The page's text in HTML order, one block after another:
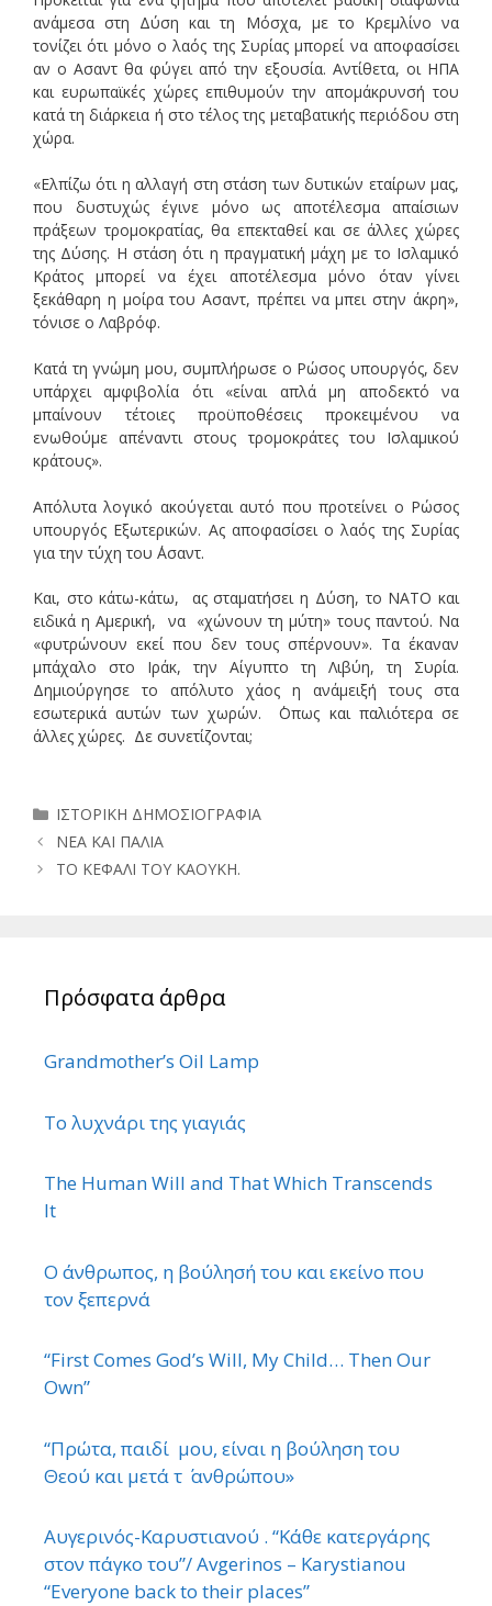
ανάμεσα στη Δύση και τη Μόσχα, με το Κρεμλίνο να
τονίζει ότι μόνο ο λαός της Συρίας μπορεί να αποφασίσει
αν ο Ασαντ θα φύγει από την εξουσία. Αντίθετα, οι ΗΠΑ
και ευρωπαϊκές χώρες επιθυμούν την απομάκρυνσή του
κατά τη διάρκεια ή στο τέλος της μεταβατικής περιόδου στη
χώρα.
«Ελπίζω ότι η αλλαγή στη στάση των δυτικών εταίρων μας,
που δυστυχώς έγινε μόνο ως αποτέλεσμα απαίσιων
πράξεων τρομοκρατίας, θα επεκταθεί και σε άλλες χώρες
της Δύσης. Η στάση ότι η πραγματική μάχη με το Ισλαμικό
Κράτος μπορεί να έχει αποτέλεσμα μόνο όταν γίνει
ξεκάθαρη η μοίρα του Ασαντ, πρέπει να μπει στην άκρη»,
τόνισε ο Λαβρόφ.
Κατά τη γνώμη μου, συμπλήρωσε ο Ρώσος υπουργός, δεν
υπάρχει αμφιβολία ότι «είναι απλά μη αποδεκτό να
μπαίνουν τέτοιες προϋποθέσεις προκειμένου να
ενωθούμε απέναντι στους τρομοκράτες του Ισλαμικού
κράτους».
Απόλυτα λογικό ακούγεται αυτό που προτείνει ο Ρώσος
υπουργός Εξωτερικών. Ας αποφασίσει ο λαός της Συρίας
για την τύχη του ΄Ασαντ.
Και, στο κάτω-κάτω, ας σταματήσει η Δύση, το ΝΑΤΟ και
ειδικά η Αμερική, να «χώνουν τη μύτη» τους παντού. Να
«φυτρώνουν εκεί που δεν τους σπέρνουν». Τα έκαναν
μπάχαλο στο Ιράκ, την Αίγυπτο τη Λιβύη, τη Συρία.
Δημιούργησε το απόλυτο χάος η ανάμειξή τους στα
εσωτερικά αυτών των χωρών. ΄Οπως και παλιότερα σε
άλλες χώρες. Δε συνετίζονται;
Κατηγορίες
ΙΣΤΟΡΙΚΗ ΔΗΜΟΣΙΟΓΡΑΦΙΑ
ΝΕΑ ΚΑΙ ΠΑΛΙΑ
ΤΟ ΚΕΦΑΛΙ ΤΟΥ ΚΑΟΥΚΗ.
Πρόσφατα άρθρα
Grandmother’s Oil Lamp
Το λυχνάρι της γιαγιάς
The Human Will and That Which Transcends
It
Ο άνθρωπος, η βούλησή του και εκείνο που
τον ξεπερνά
“First Comes God’s Will, My Child… Then Our
Own”
“Πρώτα, παιδί μου, είναι η βούληση του
Θεού και μετά τ ΄ ανθρώπου»
Αυγερινός-Καρυστιανού . “Κάθε κατεργάρης
στον πάγκο του”/ Avgerinos – Karystianou
“Εveryone back to their places”